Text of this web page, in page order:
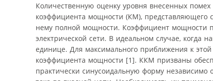
Количественную оценку уровня внесенных
коэффициента мощности (КМ), представляющего
нему полной мощности. Коэффициент мощности
электрической сети. В идеальном случае, когда
единице. Для максимального приближения к
коэффициента мощности [1]. ККМ призваны
практически синусоидальную форму независимо